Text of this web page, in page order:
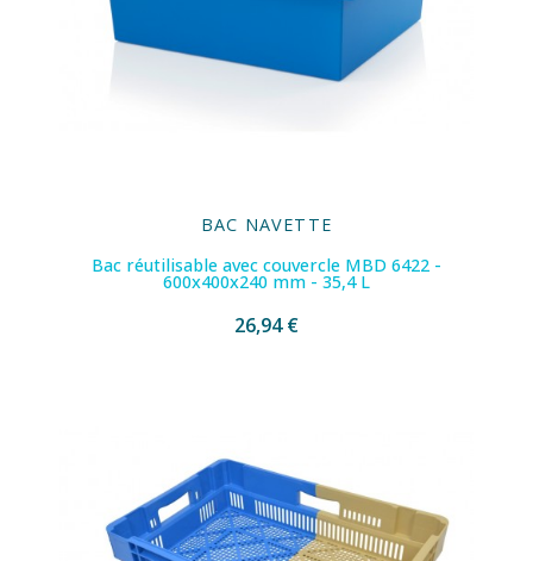
BAC NAVETTE
Bac réutilisable avec couvercle MBD 6422 -
600x400x240 mm - 35,4 L
26,94 €